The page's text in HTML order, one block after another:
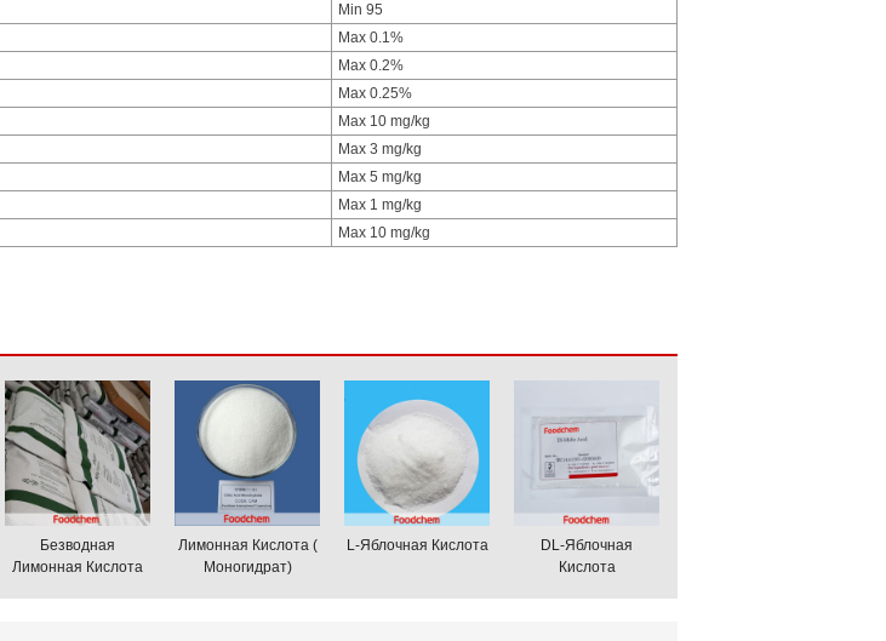
Min 95
Max 0.1%
Max 0.2%
Max 0.25%
Max 10 mg/kg
Max 3 mg/kg
Max 5 mg/kg
Max 1 mg/kg
Max 10 mg/kg
Безводная
Лимонная Кислота
Лимонная Кислота (
Моногидрат)
L-Яблочная Кислота
DL-Яблочная
Кислота